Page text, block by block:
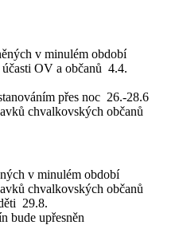
v minulém období
OV a občanů 4.4.
přes noc 26.-28.6
chvalkovských občanů
v minulém období
chvalkovských občanů
29.8.
bude upřesněn